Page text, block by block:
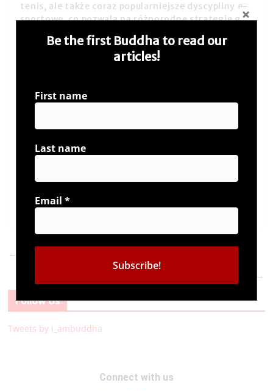
tenis, ale także coraz popularniejsze dyscypliny e-
sportowe, co pozwala na różnorodne strategie gry
klienta.
Polaków. Regularne promocje oraz przejrzysty
interfejs strony sprawiają, że nawet początkujący
rozrywką każdego dnia.
←
Erfahrungen und Einblicke in die Welt von
Superbet
→
Follow Us
Tweets by i_ambuddha
Connect with us
Be the first Buddha to read our
articles!
First name
Last name
Email *